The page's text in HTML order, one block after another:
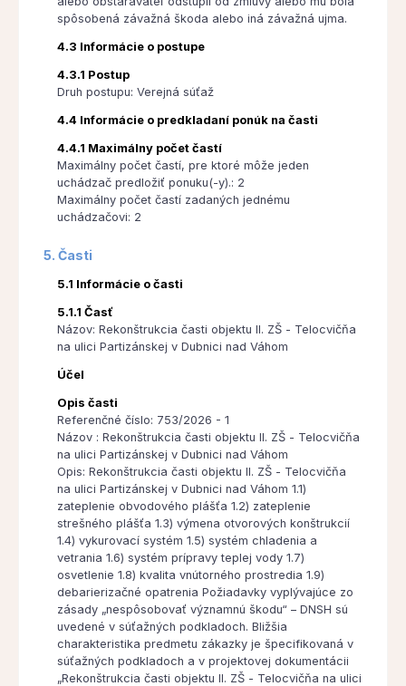
spôsobená závažná škoda alebo iná závažná ujma.
4.3 Informácie o postupe
4.3.1 Postup
Druh postupu: Verejná súťaž
4.4 Informácie o predkladaní ponúk na časti
4.4.1 Maximálny počet častí
Maximálny počet častí, pre ktoré môže jeden
uchádzač predložiť ponuku(-y).: 2
Maximálny počet častí zadaných jednému
uchádzačovi: 2
5. Časti
5.1 Informácie o časti
5.1.1 Časť
Názov: Rekonštrukcia časti objektu II. ZŠ - Telocvičňa
na ulici Partizánskej v Dubnici nad Váhom
Účel
Opis časti
Referenčné číslo: 753/2026 - 1
Názov : Rekonštrukcia časti objektu II. ZŠ - Telocvičňa
na ulici Partizánskej v Dubnici nad Váhom
Opis: Rekonštrukcia časti objektu II. ZŠ - Telocvičňa
na ulici Partizánskej v Dubnici nad Váhom 1.1)
zateplenie obvodového plášťa 1.2) zateplenie
strešného plášťa 1.3) výmena otvorových konštrukcií
1.4) vykurovací systém 1.5) systém chladenia a
vetrania 1.6) systém prípravy teplej vody 1.7)
osvetlenie 1.8) kvalita vnútorného prostredia 1.9)
debarierizačné opatrenia Požiadavky vyplývajúce zo
zásady „nespôsobovať významnú škodu“ – DNSH sú
uvedené v súťažných podkladoch. Bližšia
charakteristika predmetu zákazky je špecifikovaná v
súťažných podkladoch a v projektovej dokumentácii
„Rekonštrukcia časti objektu II. ZŠ - Telocvičňa na ulici